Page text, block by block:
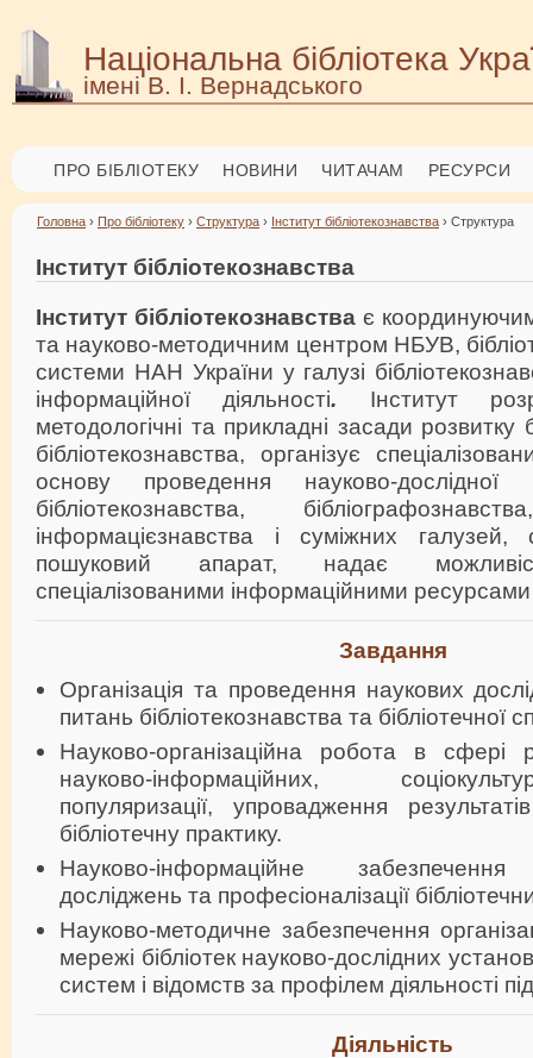
Національна бібліотека
імені В. І. Вернадського
ПРО БІБЛІОТЕКУ НОВИНИ ЧИТАЧАМ РЕСУРСИ
Головна › Про бібліотеку › Структура › Інститут бібліотекознавства › Структура
Інститут бібліотекознавства
Інститут бібліотекознавства є
та науково-методичним центром НБУВ,
системи НАН України у галузі
інформаційної діяльності. Інститут
методологічні та прикладні засади розвитку
бібліотекознавства, організує
основу проведення науково-
бібліотекознавства,
інформацієзнавства і суміжних галузей,
пошуковий апарат, надає
спеціалізованими інформаційними ресурсами
Завдання
Організація та проведення наукових
питань бібліотекознавства та бібліотечної
Науково-організаційна робота в сфері
науково-інформаційних,
популяризації, упровадження
бібліотечну практику.
Науково-інформаційне забезпечення
досліджень та професіоналізації
Науково-методичне забезпечення
мережі бібліотек науково-дослідних
систем і відомств за профілем діяльності
Діяльність